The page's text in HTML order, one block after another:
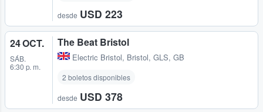
desde USD 223
24 OCT.
SÁB.
6:30 p. m.
The Beat Bristol
Electric Bristol, Bristol, GLS, GB
2 boletos disponibles
desde USD 378